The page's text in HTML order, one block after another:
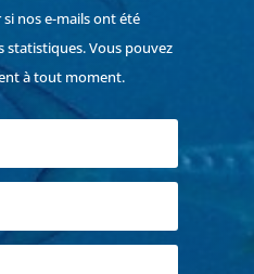
nos e-mails ont été
Vous pouvez
à tout moment.